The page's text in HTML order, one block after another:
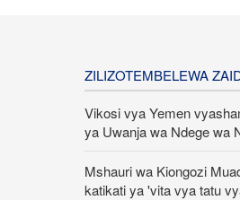
ZILIZOTEMBELEWA
Vikosi vya Yemen
ya Uwanja wa Ndege wa
Mshauri wa Kiongozi
katikati ya 'vita vya tatu